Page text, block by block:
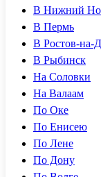
В Нижний
В Пермь
В Ростов-на-
В Рыбинск
На Соловки
На Валаам
По Оке
По Енисею
По Лене
По Дону